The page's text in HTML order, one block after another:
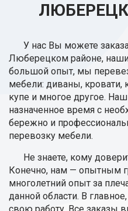
У нас Вы можете
Люберецком районе,
большой опыт, мы
мебели: диваны,
купе и многое другое.
назначенное время с
бережно и
перевозку мебели.
Не знаете, кому
Конечно, нам — опытным
многолетний опыт за
данной области. В